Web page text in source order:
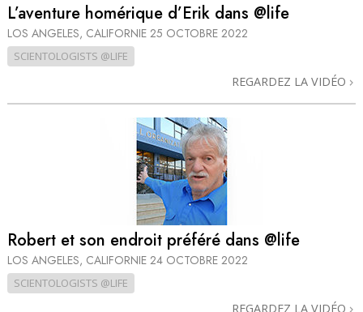
L’aventure homérique d’Erik dans @life
LOS ANGELES, CALIFORNIE 25 OCTOBRE 2022
SCIENTOLOGISTS @LIFE
REGARDEZ LA VIDÉO
Robert et son endroit préféré dans @life
LOS ANGELES, CALIFORNIE 24 OCTOBRE 2022
SCIENTOLOGISTS @LIFE
REGARDEZ LA VIDÉO